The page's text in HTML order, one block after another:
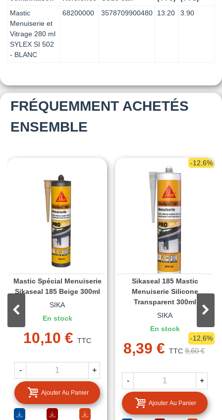
Mastic
Menuiserie et
Vitrage 280 ml
SYLEX SI 502
- BLANC
68200000 3578709900480 13.20 3.90
FRÉQUEMMENT ACHETÉS
ENSEMBLE
Mastic Spécial Menuiserie
Sikaseal 185 Beige 300ml
SIKA
En stock
10,10 € TTC
- +
Ajouter Au Panier
-12,6%
Sikaseal 185 Mastic
Menuiserie Silicone
Transparent 300ml
SIKA
En stock
8,39 € TTC 9,60 €
-12,6%
- +
Ajouter Au Panier